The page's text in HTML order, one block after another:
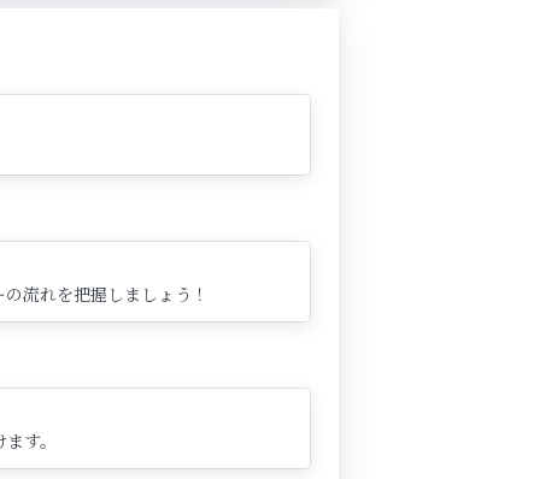
流れを把握しましょう！
す。